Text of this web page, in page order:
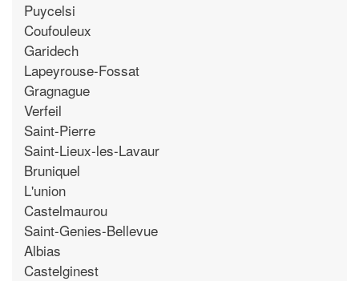
Puycelsi
Coufouleux
Garidech
Lapeyrouse-Fossat
Gragnague
Verfeil
Saint-Pierre
Saint-Lieux-les-Lavaur
Bruniquel
L'union
Castelmaurou
Saint-Genies-Bellevue
Albias
Castelginest